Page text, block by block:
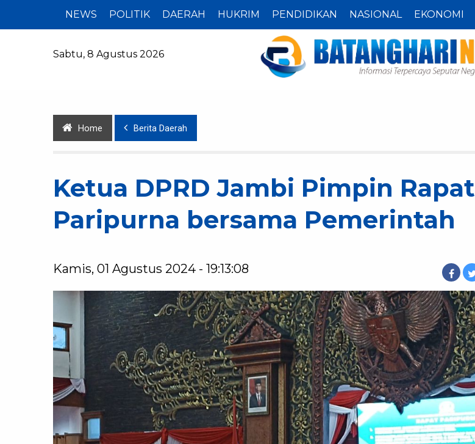
NEWS POLITIK DAERAH HUKRIM PENDIDIKAN NASIONAL EKONOMI
Sabtu, 8 Agustus 2026
Home Berita Daerah
Ketua DPRD Jambi Pimpin Rapat
Paripurna bersama Pemerintah
Kamis, 01 Agustus 2024 - 19:13:08